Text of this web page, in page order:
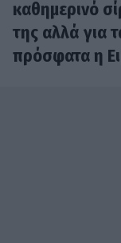
καθημερινό
της αλλά για
πρόσφατα η